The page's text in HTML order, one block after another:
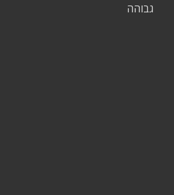
גבוהה